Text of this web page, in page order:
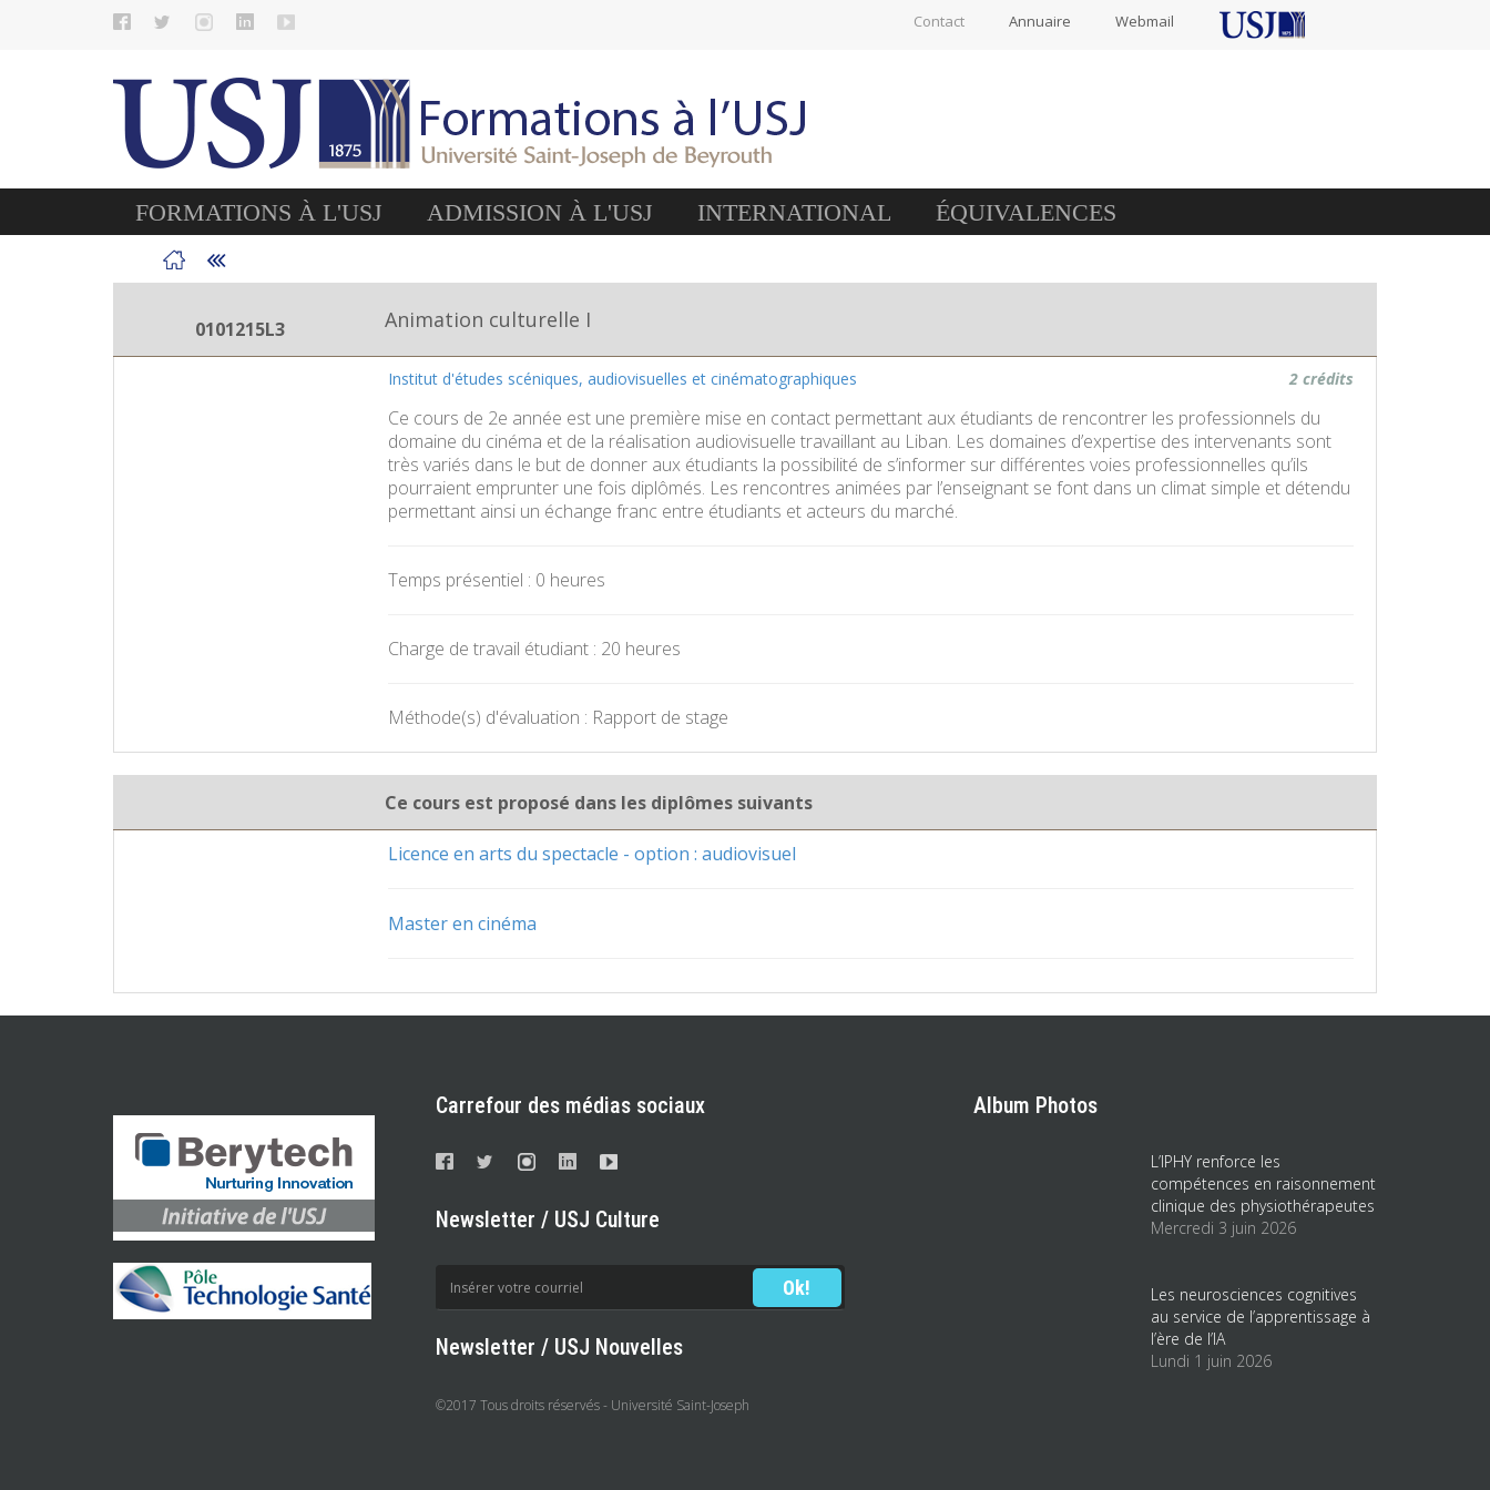
Contact Annuaire Webmail
FORMATIONS À L'USJ ADMISSION À L'USJ INTERNATIONAL ÉQUIVALENCES
0101215L3 Animation culturelle I
Institut d'études scéniques, audiovisuelles et cinématographiques 2 crédits
Ce cours de 2e année est une première mise en contact permettant aux étudiants de rencontrer les professionnels du
domaine du cinéma et de la réalisation audiovisuelle travaillant au Liban. Les domaines d’expertise des intervenants sont
très variés dans le but de donner aux étudiants la possibilité de s’informer sur différentes voies professionnelles qu’ils
pourraient emprunter une fois diplômés. Les rencontres animées par l’enseignant se font dans un climat simple et détendu
permettant ainsi un échange franc entre étudiants et acteurs du marché.
Temps présentiel : 0 heures
Charge de travail étudiant : 20 heures
Méthode(s) d'évaluation : Rapport de stage
Ce cours est proposé dans les diplômes suivants
Licence en arts du spectacle - option : audiovisuel
Master en cinéma
Carrefour des médias sociaux
Newsletter / USJ Culture
Newsletter / USJ Nouvelles
©2017 Tous droits réservés - Université Saint-Joseph
Album Photos
L’IPHY renforce les
compétences en raisonnement
clinique des physiothérapeutes
Mercredi 3 juin 2026
Les neurosciences cognitives
au service de l’apprentissage à
l’ère de l’IA
Lundi 1 juin 2026